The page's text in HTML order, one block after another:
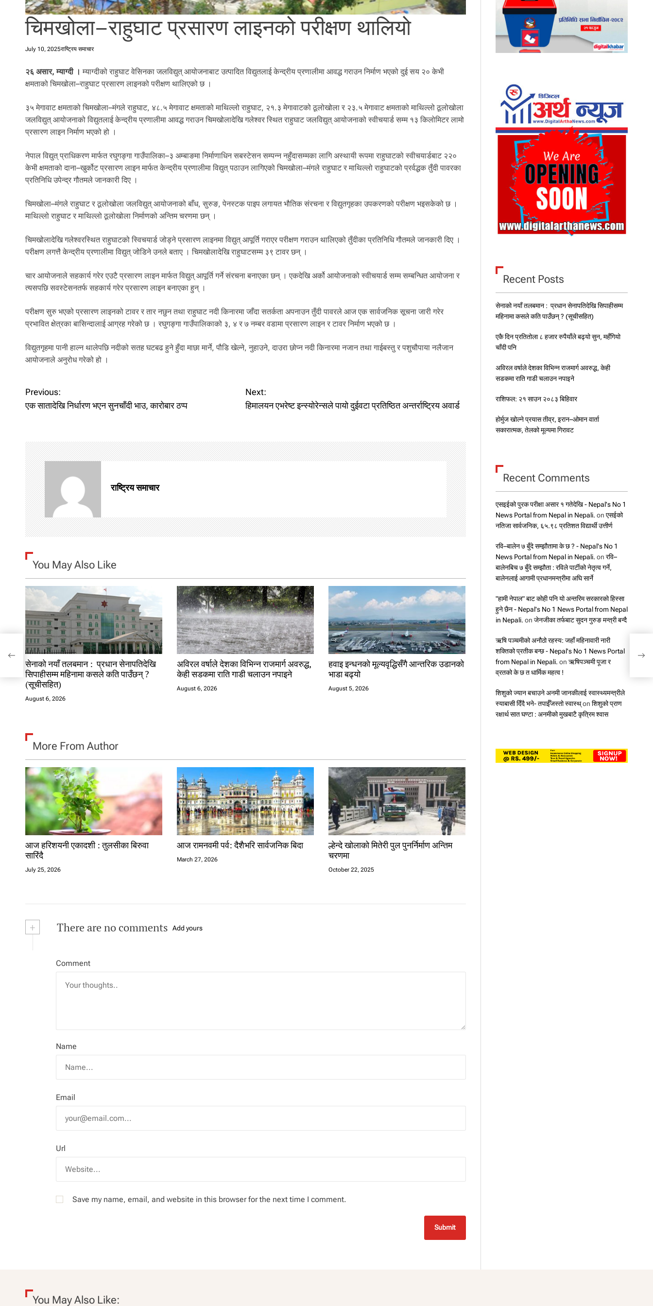
l
i
.चिमखोला–राहुघाट प्रसारण लाइनको परीक्षण थालियो
July 10, 2025राष्ट्रिय समाचार
२६ असार, म्याग्दी । म्याग्दीको राहुघाट वेसिनका जलविद्युत् आयोजनाबाट उत्पादित विद्युतलाई केन्द्रीय प्रणालीमा आवद्ध गराउन निर्माण भएको दुई सय २० केभी
क्षमताको चिमखोला–राहुघाट प्रसारण लाइनको परीक्षण थालिएको छ ।
३५ मेगावाट क्षमताको चिमखोला–मंगले राहुघाट, ४८.५ मेगावाट क्षमताको माथिल्लो राहुघाट, २१.३ मेगावाटको ठूलोखोला र २३.५ मेगावाट क्षमताको माथिल्लो ठूलोखोला
जलविद्युत् आयोजनाको विद्युतलाई केन्द्रीय प्रणालीमा आवद्ध गराउन चिमखोलादेखि गलेश्वर स्थित राहुघाट जलविद्युत् आयोजनाको स्वीचयार्ड सम्म १३ किलोमिटर लामो
प्रसारण लाइन निर्माण भएको हो ।
नेपाल विद्युत् प्राधिकरण मार्फत रघुगङ्गा गाउँपालिका–३ अम्बाङमा निर्माणाधिन सबस्टेसन सम्पन्न नहुँदासम्मका लागि अस्थायी रूपमा राहुघाटको स्वीचयार्डबाट २२०
केभी क्षमताको दाना–खुर्कोट प्रसारण लाइन मार्फत केन्द्रीय प्रणालीमा विद्युत् पठाउन लागिएको चिमखोला–मंगले राहुघाट र माथिल्लो राहुघाटको प्रर्वद्धक तुँदी पावरका
प्रतिनिधि उपेन्द्र गौतमले जानकारी दिए ।
चिमखोला–मंगले राहुघाट र ठूलोखोला जलविद्युत् आयोजनाको बाँध, सुरुङ, पेनस्टक पाइप लगायत भौतिक संरचना र विद्युतगृहका उपकरणको परीक्षण भइसकेको छ ।
माथिल्लो राहुघाट र माथिल्लो ठूलोखोला निर्माणको अन्तिम चरणमा छन् ।
चिमखोलादेखि गलेश्वरस्थित राहुघाटको स्विचयार्ड जोड्ने प्रसारण लाइनमा विद्युत् आपूर्ति गराएर परीक्षण गराउन थालिएको तुँदीका प्रतिनिधि गौतमले जानकारी दिए ।
परीक्षण लगत्तै केन्द्रीय प्रणालीमा विद्युत् जोडिने उनले बताए । चिमखोलादेखि राहुघाटसम्म ३९ टावर छन् ।
चार आयोजनाले सहकार्य गरेर एउटै प्रसारण लाइन मार्फत विद्युत् आपूर्ति गर्ने संरचना बनाएका छन् । एकदेखि अर्को आयोजनाको स्वीचयार्ड सम्म सम्बन्धित आयोजना र
त्यसपछि सवस्टेसनतर्फ सहकार्य गरेर प्रसारण लाइन बनाएका हुन् ।
परीक्षण सुरु भएको प्रसारण लाइनको टावर र तार नछुन तथा राहुघाट नदी किनारमा जाँदा सतर्कता अपनाउन तुँदी पावरले आज एक सार्वजनिक सूचना जारी गरेर
प्रभावित क्षेत्रका बासिन्दालाई आग्रह गरेको छ । रघुगङ्गा गाउँपालिकाको ३, ४ र ७ नम्बर वडामा प्रसारण लाइन र टावर निर्माण भएको छ ।
विद्युतगृहमा पानी हाल्न थालेपछि नदीको सतह घटबढ हुने हुँदा माछा मार्ने, पौडि खेल्ने, नुहाउने, दाउरा छोप्न नदी किनारमा नजान तथा गाईबस्तु र पशुचौपाया नलैजान
आयोजनाले अनुरोध गरेको हो ।
P
o
t
n
a
v
i
g
a
i
o
n
Previous:
एक सातादेखि निर्धारण भएन सुनचाँदी भाउ, कारोबार ठप्प
Next:
हिमालयन एभरेष्ट इन्स्योरेन्सले पायो दुईवटा प्रतिष्ठित अन्तर्राष्ट्रिय अवार्ड
राष्ट्रिय समाचार
You May Also Like
सेनाको नयाँ तलबमान : प्रधान सेनापतिदेखि
सिपाहीसम्म महिनामा कसले कति पाउँछन् ?
(सूचीसहित)
August 6, 2026
अविरल वर्षाले देशका विभिन्न राजमार्ग अवरुद्ध,
केही सडकमा राति गाडी चलाउन नपाइने
August 6, 2026
हवाइ इन्धनको मूल्यवृद्धिसँगै आन्तरिक उडानको
भाडा बढ्यो
August 5, 2026
More From Author
आज हरिशयनी एकादशी : तुलसीका बिरुवा
सारिंदै
July 25, 2026
आज रामनवमी पर्व: दैशैभरि सार्वजनिक बिदा
March 27, 2026
ल्हेन्दे खोलाको मितेरी पुल पुनर्निर्माण अन्तिम
चरणमा
October 22, 2025
+ There are no comments Add yours
Comment
Name
Email
Url
Save my name, email, and website in this browser for the next time I comment.
Recent Posts
सेनाको नयाँ तलबमान : प्रधान सेनापतिदेखि सिपाहीसम्म
महिनामा कसले कति पाउँछन् ? (सूचीसहित)
एकै दिन प्रतितोला ८ हजार रुपैयाँले बढ्यो सुन, महँगियो
चाँदी पनि
अविरल वर्षाले देशका विभिन्न राजमार्ग अवरुद्ध, केही
सडकमा राति गाडी चलाउन नपाइने
राशिफल: २१ साउन २०८३ बिहिवार
होर्मुज खोल्ने प्रयास तीव्र, इरान–ओमान वार्ता
सकारात्मक, तेलको मूल्यमा गिरावट
Recent Comments
एसइईको पुरक परीक्षा असार १ गतेदेखि - Nepal's No 1
News Portal from Nepal in Nepali. on एसईको
नतिजा सार्वजनिक, ६५.९८ प्रतिशत विद्यार्थी उत्तीर्ण
रवि–बालेन ७ बुँदे सम्झौतामा के छ ? - Nepal's No 1
News Portal from Nepal in Nepali. on रवि–
बालेनबिच ७ बुँदे सम्झौता : रविले पार्टीको नेतृत्व गर्ने,
बालेनलाई आगामी प्रधानमन्त्रीमा अघि सार्ने
"हामी नेपाल" बाट कोही पनि यो अन्तरिम सरकारको हिस्सा
हुने छैन - Nepal's No 1 News Portal from Nepal
in Nepali. on जेनजीका तर्फबाट सुदन गुरुङ मन्त्री बन्दै
ऋषि पञ्चमीको अनौठो रहस्य: जहाँ महिनावारी नारी
शक्तिको प्रतीक बन्छ - Nepal's No 1 News Portal
from Nepal in Nepali. on ऋषिपञ्चमी पूजा र
व्रतको के छ त धार्मिक महत्व !
शिशुको ज्यान बचाउने अनमी जानकीलाई स्वास्थ्यमन्त्रीले
स्याबासी दिँदै भने- तपाईँजस्तो स्वास्थ्on शिशुको प्राण
रक्षार्थ सात घण्टा : अनमीको मुखबाटै कृत्रिम श्वास
You May Also Like: